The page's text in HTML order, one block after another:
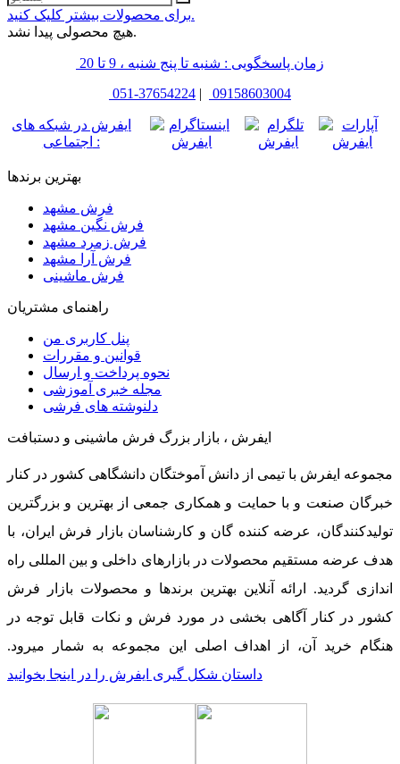
برای محصولات بیشتر کلیک کنید.
هیچ محصولی پیدا نشد.
زمان پاسخگویی : شنبه تا پنج شنبه ، 9 تا 20
051-37654224 | 09158603004
ایفرش در شبکه های
اجتماعی :
بهترین برندها
فرش مشهد
فرش نگین مشهد
فرش زمرد مشهد
فرش آرا مشهد
فرش ماشینی
راهنمای مشتریان
پنل کاربری من
قوانین و مقررات
نحوه پرداخت و ارسال
مجله خبری آموزشی
دلنوشته های فرشی
ایفرش ، بازار بزرگ فرش ماشینی و دستبافت
مجموعه ایفرش با تیمی از دانش آموختگان دانشگاهی کشور در کنار
خبرگان صنعت و با حمایت و همکاری جمعی از بهترین و بزرگترین
تولیدکنندگان، عرضه کننده گان و کارشناسان بازار فرش ایران، با
هدف عرضه مستقیم محصولات در بازارهای داخلی و بین المللی راه
اندازی گردید. ارائه آنلاین بهترین برندها و محصولات بازار فرش
کشور در کنار آگاهی بخشی در مورد فرش و نکات قابل توجه در
هنگام خرید آن، از اهداف اصلی این مجموعه به شمار میرود.
داستان شکل گیری ایفرش را در اینجا بخوانید